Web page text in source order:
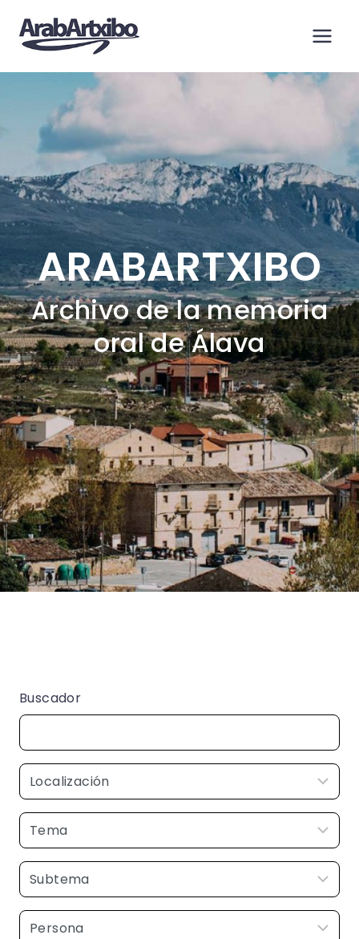
contenido
ARABARTXIBO
Archivo de la memoria
oral de Álava
Buscador